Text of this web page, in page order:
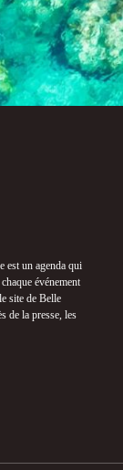
est un agenda qui
événement
site de Belle
de la presse, les